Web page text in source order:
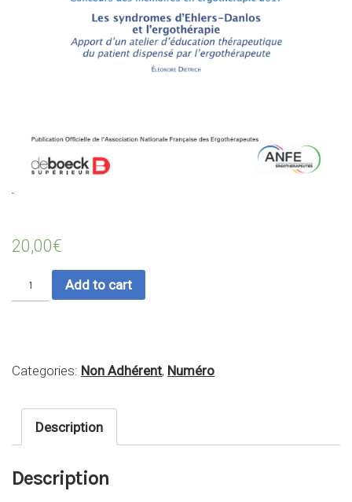
20,00€
Quantity Add to cart
Categories: Non Adhérent, Numéro
Description
Description